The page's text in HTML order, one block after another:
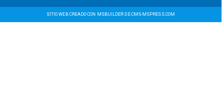
SITIO WEB CREADO CON MSBUILDER DE CMS-MSPRESS.COM